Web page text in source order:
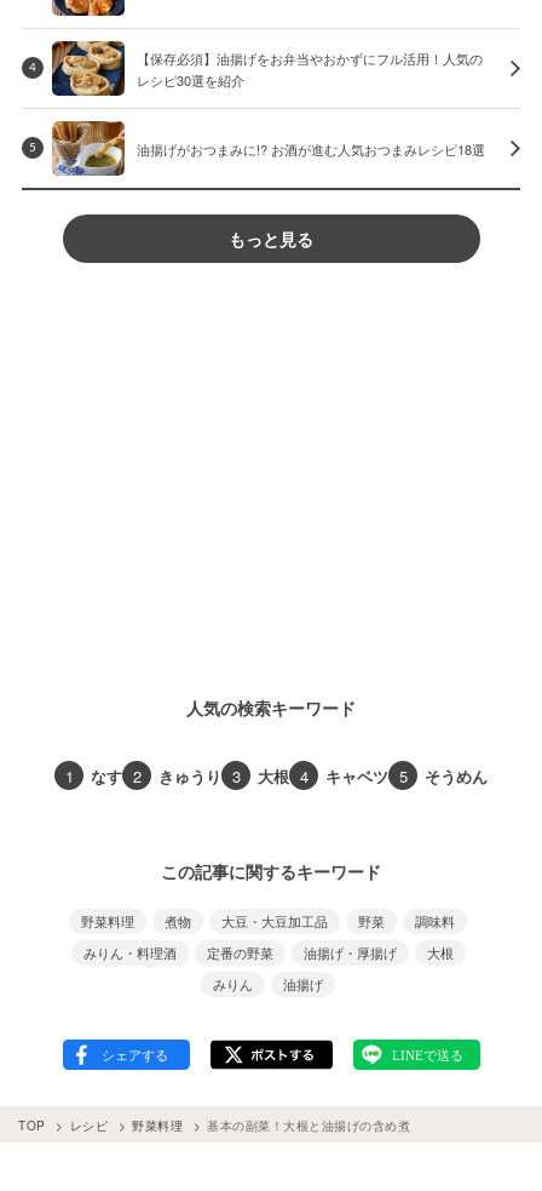
4
【保存必須】油揚げをお弁当やおかずにフル活用！人気の
レシピ30選を紹介
5 油揚げがおつまみに!? お酒が進む人気おつまみレシピ18選
もっと見る
人気の検索キーワード
1 なす 2 きゅうり 3 大根 4 キャベツ 5 そうめん
この記事に関するキーワード
野菜料理 煮物 大豆・大豆加工品 野菜
調味料
みりん・料理酒
定番の野菜 油揚げ・厚揚げ
大根
みりん
油揚げ
TOP レシピ 野菜料理 基本の副菜！大根と油揚げの含め煮